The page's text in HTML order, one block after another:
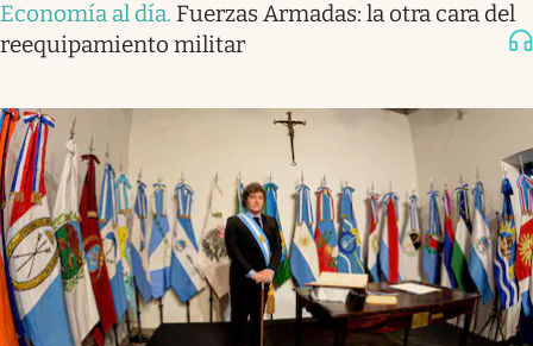
Economía al día. Fuerzas Armadas: la otra cara del
reequipamiento militar